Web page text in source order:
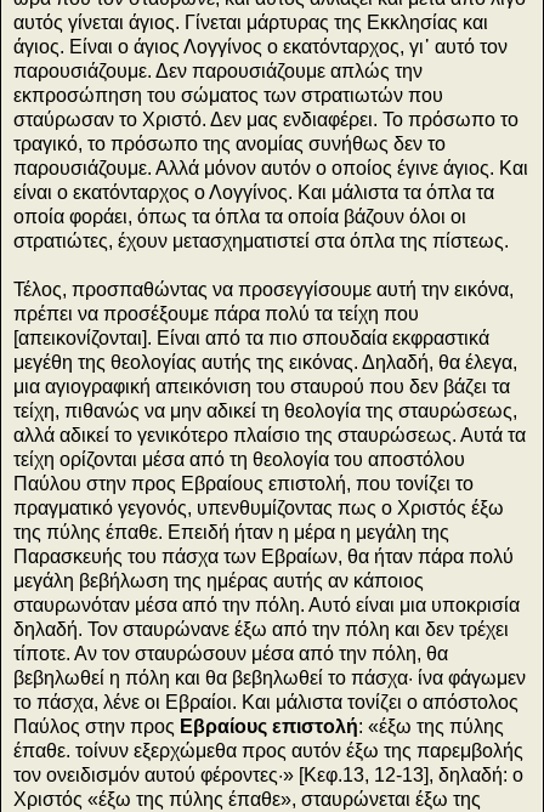
αυτός γίνεται άγιος. Γίνεται μάρτυρας της Εκκλησίας και
άγιος. Είναι ο άγιος Λογγίνος ο εκατόνταρχος, γι᾽ αυτό τον
παρουσιάζουμε. Δεν παρουσιάζουμε απλώς την
εκπροσώπηση του σώματος των στρατιωτών που
σταύρωσαν το Χριστό. Δεν μας ενδιαφέρει. Το πρόσωπο το
τραγικό, το πρόσωπο της ανομίας συνήθως δεν το
παρουσιάζουμε. Αλλά μόνον αυτόν ο οποίος έγινε άγιος. Και
είναι ο εκατόνταρχος ο Λογγίνος. Και μάλιστα τα όπλα τα
οποία φοράει, όπως τα όπλα τα οποία βάζουν όλοι οι
στρατιώτες, έχουν μετασχηματιστεί στα όπλα της πίστεως.
Τέλος, προσπαθώντας να προσεγγίσουμε αυτή την εικόνα,
πρέπει να προσέξουμε πάρα πολύ τα τείχη που
[απεικονίζονται]. Είναι από τα πιο σπουδαία εκφραστικά
μεγέθη της θεολογίας αυτής της εικόνας. Δηλαδή, θα έλεγα,
μια αγιογραφική απεικόνιση του σταυρού που δεν βάζει τα
τείχη, πιθανώς να μην αδικεί τη θεολογία της σταυρώσεως,
αλλά αδικεί το γενικότερο πλαίσιο της σταυρώσεως. Αυτά τα
τείχη ορίζονται μέσα από τη θεολογία του αποστόλου
Παύλου στην προς Εβραίους επιστολή, που τονίζει το
πραγματικό γεγονός, υπενθυμίζοντας πως ο Χριστός έξω
της πύλης έπαθε. Επειδή ήταν η μέρα η μεγάλη της
Παρασκευής του πάσχα των Εβραίων, θα ήταν πάρα πολύ
μεγάλη βεβήλωση της ημέρας αυτής αν κάποιος
σταυρωνόταν μέσα από την πόλη. Αυτό είναι μια υποκρισία
δηλαδή. Τον σταυρώνανε έξω από την πόλη και δεν τρέχει
τίποτε. Αν τον σταυρώσουν μέσα από την πόλη, θα
βεβηλωθεί η πόλη και θα βεβηλωθεί το πάσχα· ίνα φάγωμεν
το πάσχα, λένε οι Εβραίοι. Και μάλιστα τονίζει ο απόστολος
Παύλος στην προς Εβραίους επιστολή: «έξω της πύλης
έπαθε. τοίνυν εξερχώμεθα προς αυτόν έξω της παρεμβολής
τον ονειδισμόν αυτού φέροντες·» [Κεφ.13, 12-13], δηλαδή: ο
Χριστός «έξω της πύλης έπαθε», σταυρώνεται έξω της